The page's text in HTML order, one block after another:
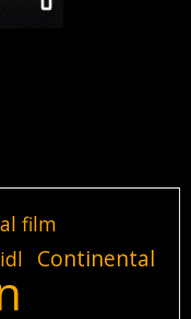
film
Continental